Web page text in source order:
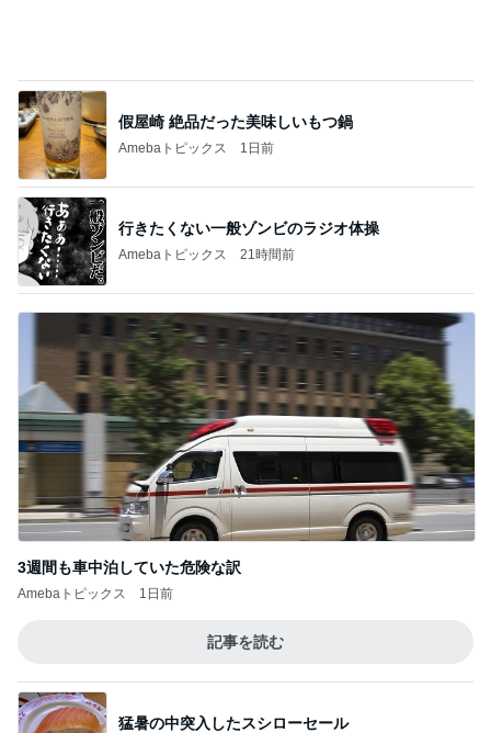
假屋崎 絶品だった美味しいもつ鍋
Amebaトピックス 1日前
行きたくない一般ゾンビのラジオ体操
Amebaトピックス 21時間前
3週間も車中泊していた危険な訳
Amebaトピックス 1日前
記事を読む
猛暑の中突入したスシローセール